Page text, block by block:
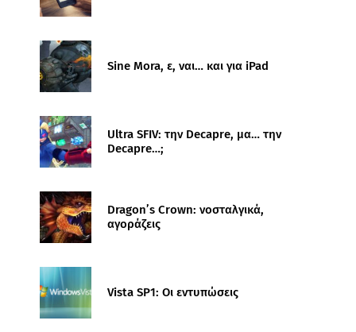
Sine Mora, ε, ναι… και για iPad
Ultra SFIV: την Decapre, μα… την
Decapre…;
Dragon’s Crown: νοσταλγικά,
αγοράζεις
Vista SP1: Οι εντυπώσεις